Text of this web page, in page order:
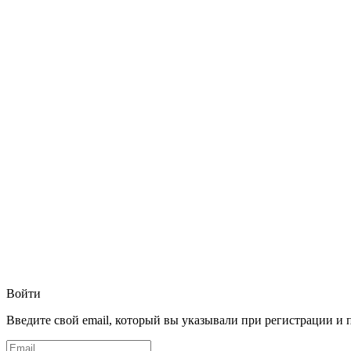
Войти
Введите свой email, который вы указывали при регистрации и